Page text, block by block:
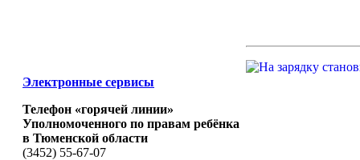
Электронные сервисы
Телефон «горячей линии»
Уполномоченного по правам ребёнка
в Тюменской области
(3452) 55-67-07